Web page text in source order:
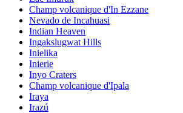
Champ volcanique d'In Ezzane
Nevado de Incahuasi
Indian Heaven
Ingakslugwat Hills
Inielika
Inierie
Inyo Craters
Champ volcanique d'Ipala
Iraya
Irazú